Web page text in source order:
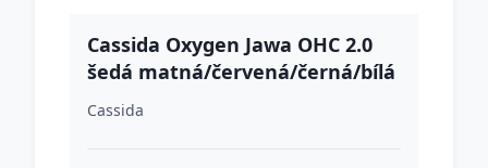
Cassida Oxygen Jawa OHC 2.0
šedá matná/červená/černá/bílá
XXL (63-64)
Cassida